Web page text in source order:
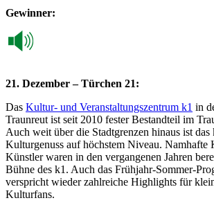
Gewinner:
21. Dezember – Türchen 21:
Das Kultur- und Veranstaltungszentrum k1 in
Traunreut ist seit 2010 fester Bestandteil im
Auch weit über die Stadtgrenzen hinaus ist
Kulturgenuss auf höchstem Niveau. Namhafte
Künstler waren in den vergangenen Jahren
Bühne des k1. Auch das Frühjahr-Sommer-
verspricht wieder zahlreiche Highlights für
Kulturfans.